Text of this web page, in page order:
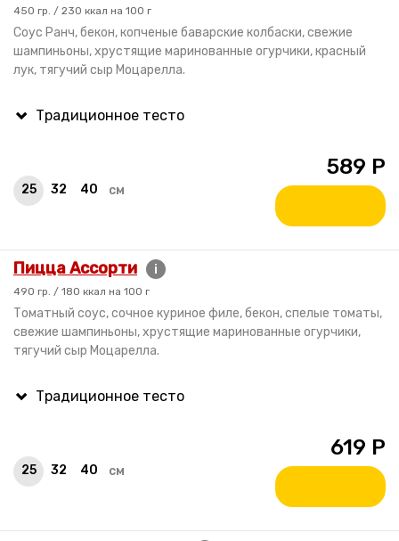
450 гр. / 230 ккал на 100 г
Соус Ранч, бекон, копченые баварские колбаски, свежие
шампиньоны, хрустящие маринованные огурчики, красный
лук, тягучий сыр Моцарелла.
25 32 40 см
589 Р
Пицца Ассорти i
490 гр. / 180 ккал на 100 г
Томатный соус, сочное куриное филе, бекон, спелые томаты,
свежие шампиньоны, хрустящие маринованные огурчики,
тягучий сыр Моцарелла.
25 32 40 см
619 Р